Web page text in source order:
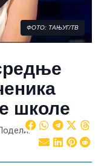
ФОТО: ТАЊУГ/ТВ
школе